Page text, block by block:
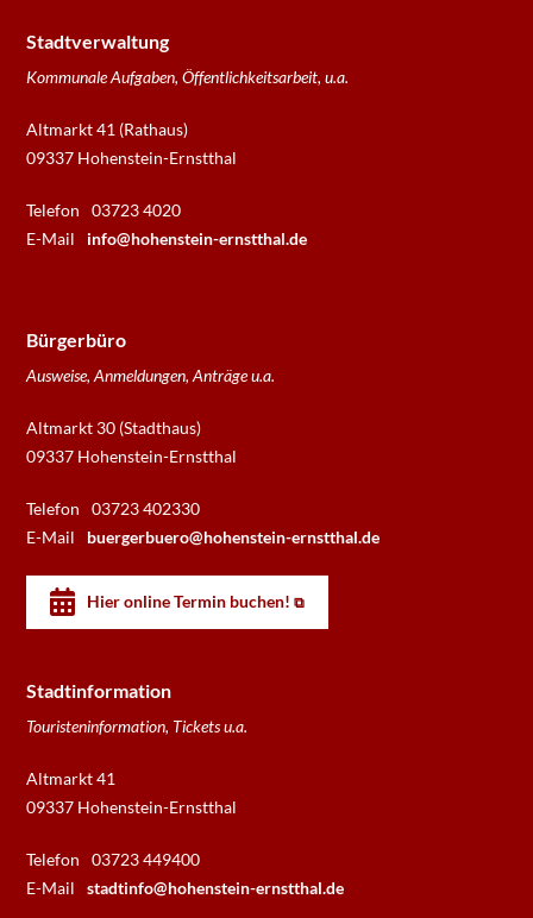
Stadtverwaltung
Kommunale Aufgaben, Öffentlichkeitsarbeit, u.a.
Altmarkt 41 (Rathaus)
09337 Hohenstein-Ernstthal
Telefon
03723 4020
E-Mail
info@hohenstein-ernstthal.de
Bürgerbüro
Ausweise, Anmeldungen, Anträge u.a.
Altmarkt 30 (Stadthaus)
09337 Hohenstein-Ernstthal
Telefon
03723 402330
E-Mail
buergerbuero@hohenstein-ernstthal.de
Hier online Termin buchen!
Stadtinformation
Touristeninformation, Tickets u.a.
Altmarkt 41
09337 Hohenstein-Ernstthal
Telefon
03723 449400
E-Mail
stadtinfo@hohenstein-ernstthal.de